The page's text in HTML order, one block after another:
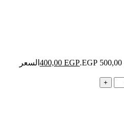
400,00 EGP
السعر